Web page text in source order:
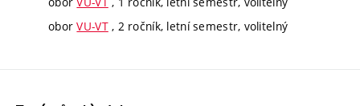
oborVU-VT, 2 ročník, letní semestr, volitelný